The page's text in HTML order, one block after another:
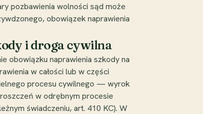
pozbawienia wolności sąd może
obowiązek naprawienia
i droga cywilna
obowiązku naprawienia szkody na
w całości lub w części
procesu cywilnego — wyrok
w odrębnym procesie
świadczeniu, art. 410 KC). W